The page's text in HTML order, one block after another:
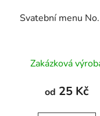
Svatební menu
Zakázková
od 25 Kč